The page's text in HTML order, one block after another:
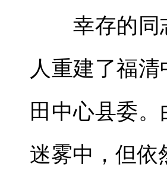
幸存的同志
人重建了福
田中心县委
迷雾中，但依